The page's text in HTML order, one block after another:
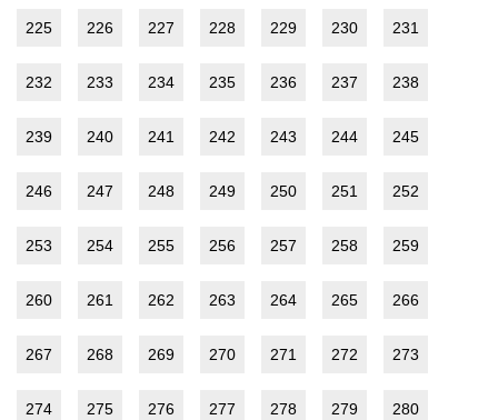
225 226 227 228 229 230 231
232 233 234 235 236 237 238
239 240 241 242 243 244 245
246 247 248 249 250 251 252
253 254 255 256 257 258 259
260 261 262 263 264 265 266
267 268 269 270 271 272 273
274 275 276 277 278 279 280